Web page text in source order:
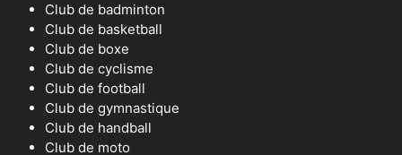
Club de badminton
Club de basketball
Club de boxe
Club de cyclisme
Club de football
Club de gymnastique
Club de handball
Club de moto